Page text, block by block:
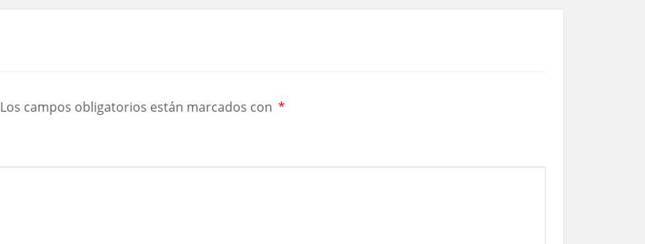
Los campos obligatorios están marcados con *